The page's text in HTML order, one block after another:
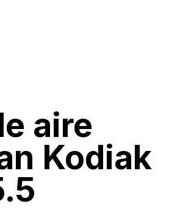
aire
Kodiak